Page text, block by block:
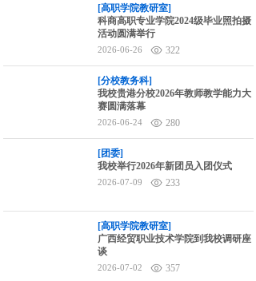
[高职学院教研室]
科商高职专业学院2024级毕业照拍摄
活动圆满举行
2026-06-26 322
[分校教务科]
我校贵港分校2026年教师教学能力大
赛圆满落幕
2026-06-24 280
[团委]
我校举行2026年新团员入团仪式
2026-07-09 233
[高职学院教研室]
广西经贸职业技术学院到我校调研座
谈
2026-07-02 357